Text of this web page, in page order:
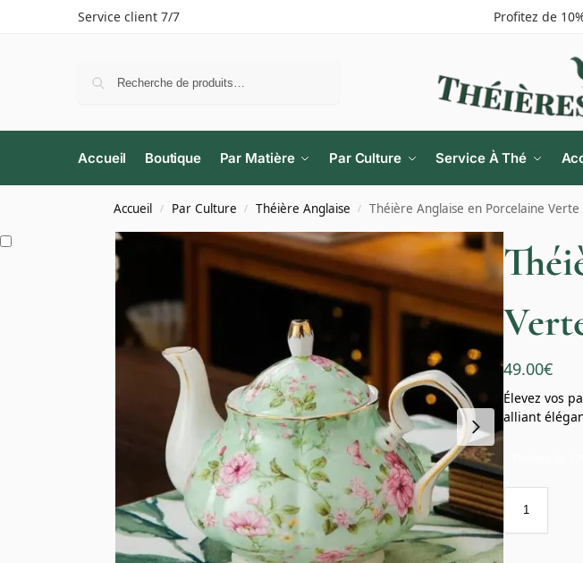
Service client 7/7 Profitez de
Accueil Boutique Par Matière Par Culture Service À Thé
Accueil / Par Culture / Théière Anglaise / Théière Anglaise en Porcelaine
49.00€
Élevez vos
alliant